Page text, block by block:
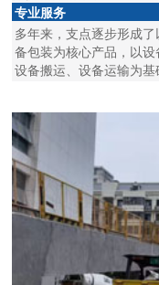
专业服务
多年来，支点逐步形成
备包装为核心产品，以
设备搬运、设备运输为